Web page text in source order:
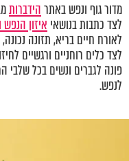
מדור גוף ונפש באתרהידברות
לצד כתבות בנושאי איזון הנפש
לאורח חיים בריא, תזונה נכונה,
לצד כלים רוחניים ורגשיים
פונה לגברים ונשים בכל שלבי
לנפש.